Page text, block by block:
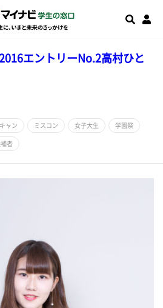
エントリーNo.2高村ひと
ャン ミスコン 女子大生 学園祭
者